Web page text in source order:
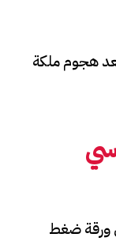
هجوم ملكة
ورقة ضغط